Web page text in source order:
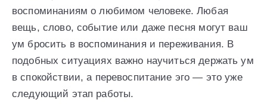
воспоминаниям о любимом человеке. Любая
вещь, слово, событие или даже песня могут ваш
ум бросить в воспоминания и переживания. В
подобных ситуациях важно научиться держать ум
в спокойствии, а перевоспитание эго — это уже
следующий этап работы.